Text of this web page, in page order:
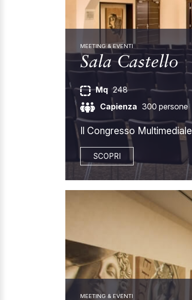
MEETING & EVENTI
Sala Castello
Mq 248
Capienza 300 persone
Il Congresso Multimediale
SCOPRI
MEETING & EVENTI